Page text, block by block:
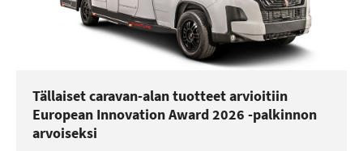
Tällaiset caravan-alan tuotteet arvioitiin
European Innovation Award 2026 -palkinnon
arvoiseksi